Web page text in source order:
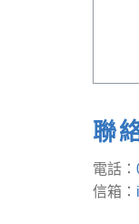
聯
電話：
信箱：